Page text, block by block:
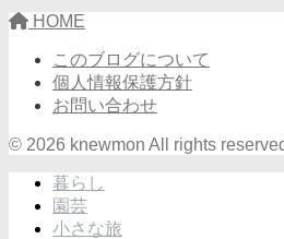
HOME
このブログについて
個人情報保護方針
お問い合わせ
© 2026 knewmon All rights
暮らし
園芸
小さな旅